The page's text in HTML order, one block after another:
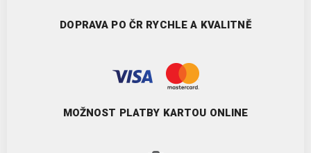
DOPRAVA PO ČR RYCHLE A KVALITNĚ
MOŽNOST PLATBY KARTOU ONLINE